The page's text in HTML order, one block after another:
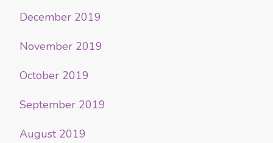
December 2019
November 2019
October 2019
September 2019
August 2019